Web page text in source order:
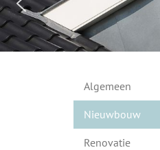
Algemeen
Nieuwbouw
Renovatie